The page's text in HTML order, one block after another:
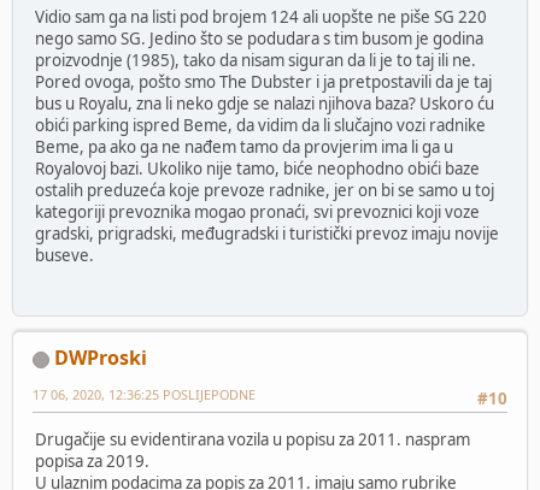
Vidio sam ga na listi pod brojem 124 ali uopšte ne piše SG 220
nego samo SG. Jedino što se podudara s tim busom je godina
proizvodnje (1985), tako da nisam siguran da li je to taj ili ne.
Pored ovoga, pošto smo The Dubster i ja pretpostavili da je taj
bus u Royalu, zna li neko gdje se nalazi njihova baza? Uskoro ću
obići parking ispred Beme, da vidim da li slučajno vozi radnike
Beme, pa ako ga ne nađem tamo da provjerim ima li ga u
Royalovoj bazi. Ukoliko nije tamo, biće neophodno obići baze
ostalih preduzeća koje prevoze radnike, jer on bi se samo u toj
kategoriji prevoznika mogao pronaći, svi prevoznici koji voze
gradski, prigradski, međugradski i turistički prevoz imaju novije
buseve.
DWProski
#10
17 06, 2020, 12:36:25 POSLIJEPODNE
Drugačije su evidentirana vozila u popisu za 2011. naspram
popisa za 2019.
U ulaznim podacima za popis za 2011. imaju samo rubrike